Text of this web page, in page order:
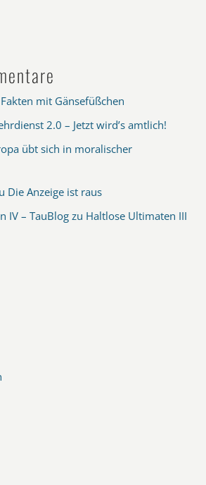
Fakten mit Gänsefüßchen
2.0 – Jetzt wird’s amtlich!
übt sich in moralischer
Die Anzeige ist raus
IV – TauBlogzu Haltlose Ultimaten III